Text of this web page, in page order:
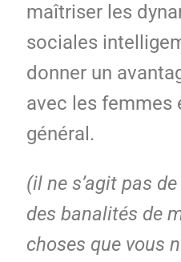
maîtriser les
sociales
donner un
avec les femmes
général.
(il ne s’agit pas
des banalités de
choses que vous